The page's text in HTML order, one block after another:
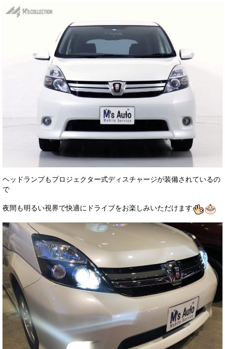
ヘッドランプもプロジェクター式ディスチャージが装備されているの
で
夜間も明るい視界で快適にドライブをお楽しみいただけます